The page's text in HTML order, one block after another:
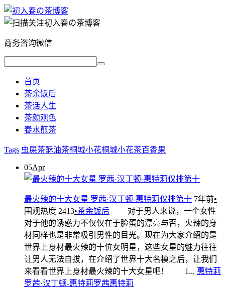
商务咨询微信
首页
茶余饭后
茶话人生
茶颜观色
春水煎茶
Tags 虫屎茶酥油茶桐城小花桐城小花茶百香果
05Apr
最火辣的十大女星 罗茜·汉丁顿-惠特莉仅排第十 7年前•
围观热度 2413•茶余饭后
对于男人来说，一个女性
对于他的诱惑力不仅仅在于脸蛋的漂亮与否，火辣的身
材同样也是非常吸引男性的目光。现在为大家介绍的是
世界上身材最火辣的十位女明星，这些女星的魅力往往
让男人无法自拔，在介绍了世界十大名模之后，让我们
来看看世界上身材最火辣的十大女星吧！ 1... 惠特莉
罗茜·汉丁顿-惠特莉罗茜惠特莉